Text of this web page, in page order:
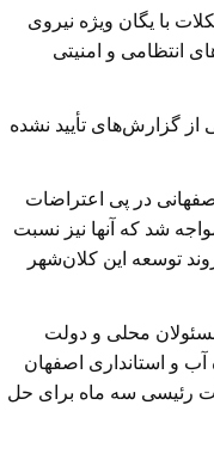
با یگان ویژه نیروی
انتظامی و امنیتی
البته طبق برخی از گزارش‌های تأیید نشده
اصفهانی در پی اعتراضات
شد که آنها نیز نسبت
توسعه این کلان‌شهر
محلی و دولت
و استانداری اصفهان
رئیسی سه ماه برای حل